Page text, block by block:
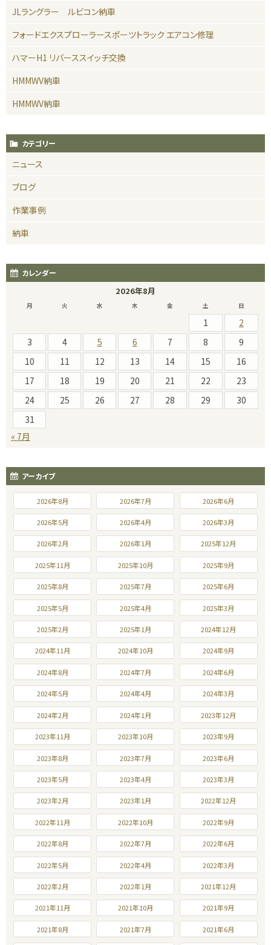
JLラングラー ルビコン納車
フォードエクスプローラースポーツトラック エアコン修理
ハマーH1 リバーススイッチ交換
HMMWV納車
HMMWV納車
カテゴリー
ニュース
ブログ
作業事例
納車
カレンダー
2026年8月
月 火 水 木 金 土 日
1
2
3
4 5 6 7 8
9
10
11 12 13 14 15
16
17
18 19 20 21 22
23
24
25 26 27 28 29
30
31
« 7月
アーカイブ
2026年8月 2026年7月 2026年6月
2026年5月 2026年4月 2026年3月
2026年2月 2026年1月 2025年12月
2025年11月 2025年10月 2025年9月
2025年8月 2025年7月 2025年6月
2025年5月 2025年4月 2025年3月
2025年2月 2025年1月 2024年12月
2024年11月 2024年10月 2024年9月
2024年8月 2024年7月 2024年6月
2024年5月 2024年4月 2024年3月
2024年2月 2024年1月 2023年12月
2023年11月 2023年10月 2023年9月
2023年8月 2023年7月 2023年6月
2023年5月 2023年4月 2023年3月
2023年2月 2023年1月 2022年12月
2022年11月 2022年10月 2022年9月
2022年8月 2022年7月 2022年6月
2022年5月 2022年4月 2022年3月
2022年2月 2022年1月 2021年12月
2021年11月 2021年10月 2021年9月
2021年8月 2021年7月 2021年6月